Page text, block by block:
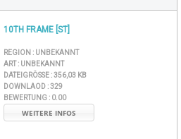
10TH FRAME [ST]
REGION : UNBEKANNT
ART : UNBEKANNT
DATEIGRÖSSE : 356,03 KB
DOWNLAOD :329
BEWERTUNG : 0.00
WEITERE INFOS